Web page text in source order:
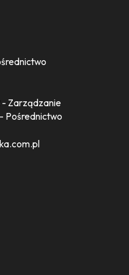
- Zarządzanie
Pośrednictwo